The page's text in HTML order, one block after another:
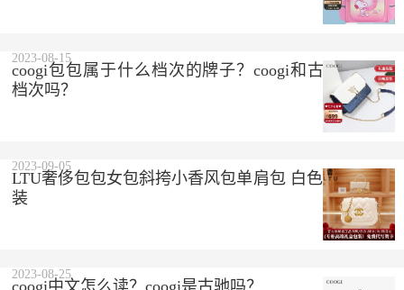
coogi包包属于什么档次的牌子？coogi和古驰是一个
档次吗？
2023-08-15
LTU奢侈包包女包斜挎小香风包单肩包 白色 精美礼盒
装
2023-09-05
coogi中文怎么读？coogi是古驰吗？
2023-08-25